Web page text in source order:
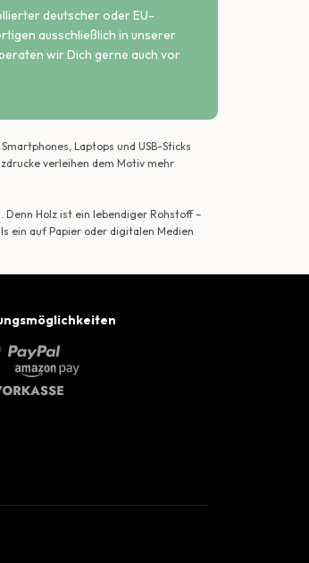
deutscher oder EU-
ausschließlich in unserer
wir Dich gerne auch vor
Laptops und USB-Sticks
verleihen dem Motiv mehr
Holz ist ein lebendiger Rohstoff –
ein auf Papier oder digitalen Medien